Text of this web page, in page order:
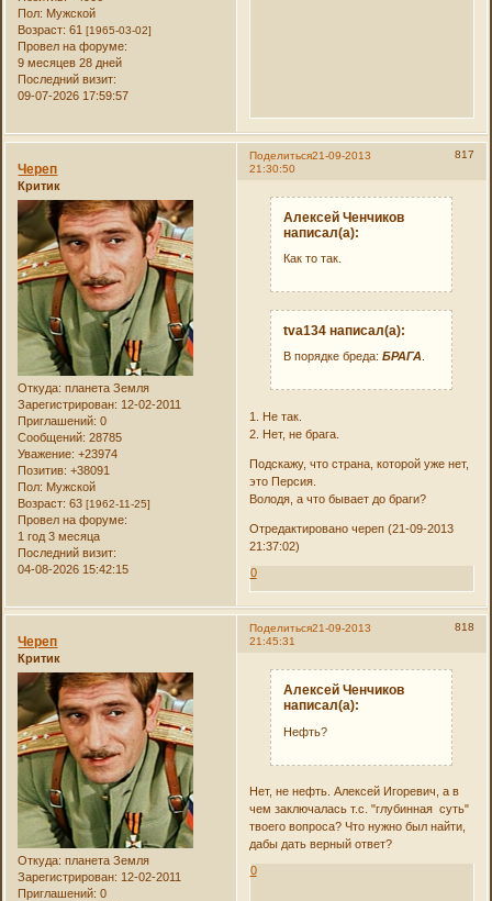
Пол: Мужской
Возраст: 61[1965-03-02]
Провел на форуме:
9 месяцев 28 дней
Последний визит:
09-07-2026 17:59:57
Поделиться 817
21-09-2013
21:30:50
Череп
Критик
Откуда: планета Земля
Зарегистрирован: 12-02-2011
Приглашений: 0
Сообщений: 28785
Уважение: +23974
Позитив: +38091
Пол: Мужской
Возраст: 63[1962-11-25]
Провел на форуме:
1 год 3 месяца
Последний визит:
04-08-2026 15:42:15
Алексей Ченчиков
написал(а):
Как то так.
tva134 написал(а):
В порядке бреда: БРАГА
1. Не так.
2. Нет, не брага.
Подскажу, что страна, которой уже нет,
это Персия.
Володя, а что бывает до браги?
Отредактировано череп (21-09-2013
21:37:02)
0
Поделиться 818
21-09-2013
21:45:31
Череп
Критик
Откуда: планета Земля
Зарегистрирован: 12-02-2011
Приглашений: 0
Алексей Ченчиков
написал(а):
Нефть?
Нет, не нефть. Алексей Игоревич, а в
чем заключалась т.с. "глубинная суть"
твоего вопроса? Что нужно был найти,
дабы дать верный ответ?
0